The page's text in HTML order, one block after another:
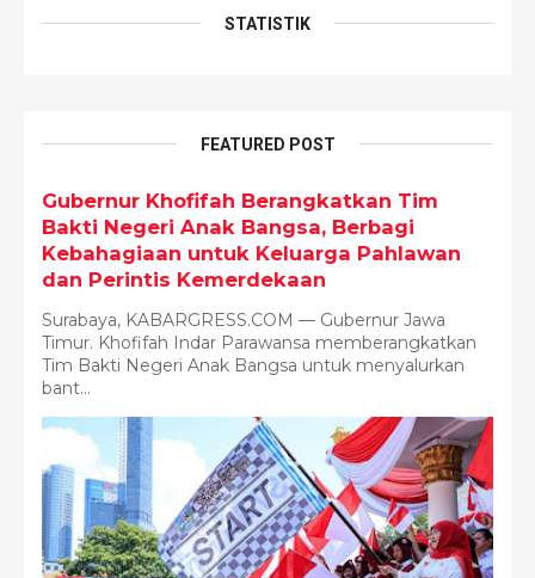
STATISTIK
FEATURED POST
Gubernur Khofifah Berangkatkan Tim
Bakti Negeri Anak Bangsa, Berbagi
Kebahagiaan untuk Keluarga Pahlawan
dan Perintis Kemerdekaan
Surabaya, KABARGRESS.COM — Gubernur Jawa
Timur. Khofifah Indar Parawansa memberangkatkan
Tim Bakti Negeri Anak Bangsa untuk menyalurkan
bant...